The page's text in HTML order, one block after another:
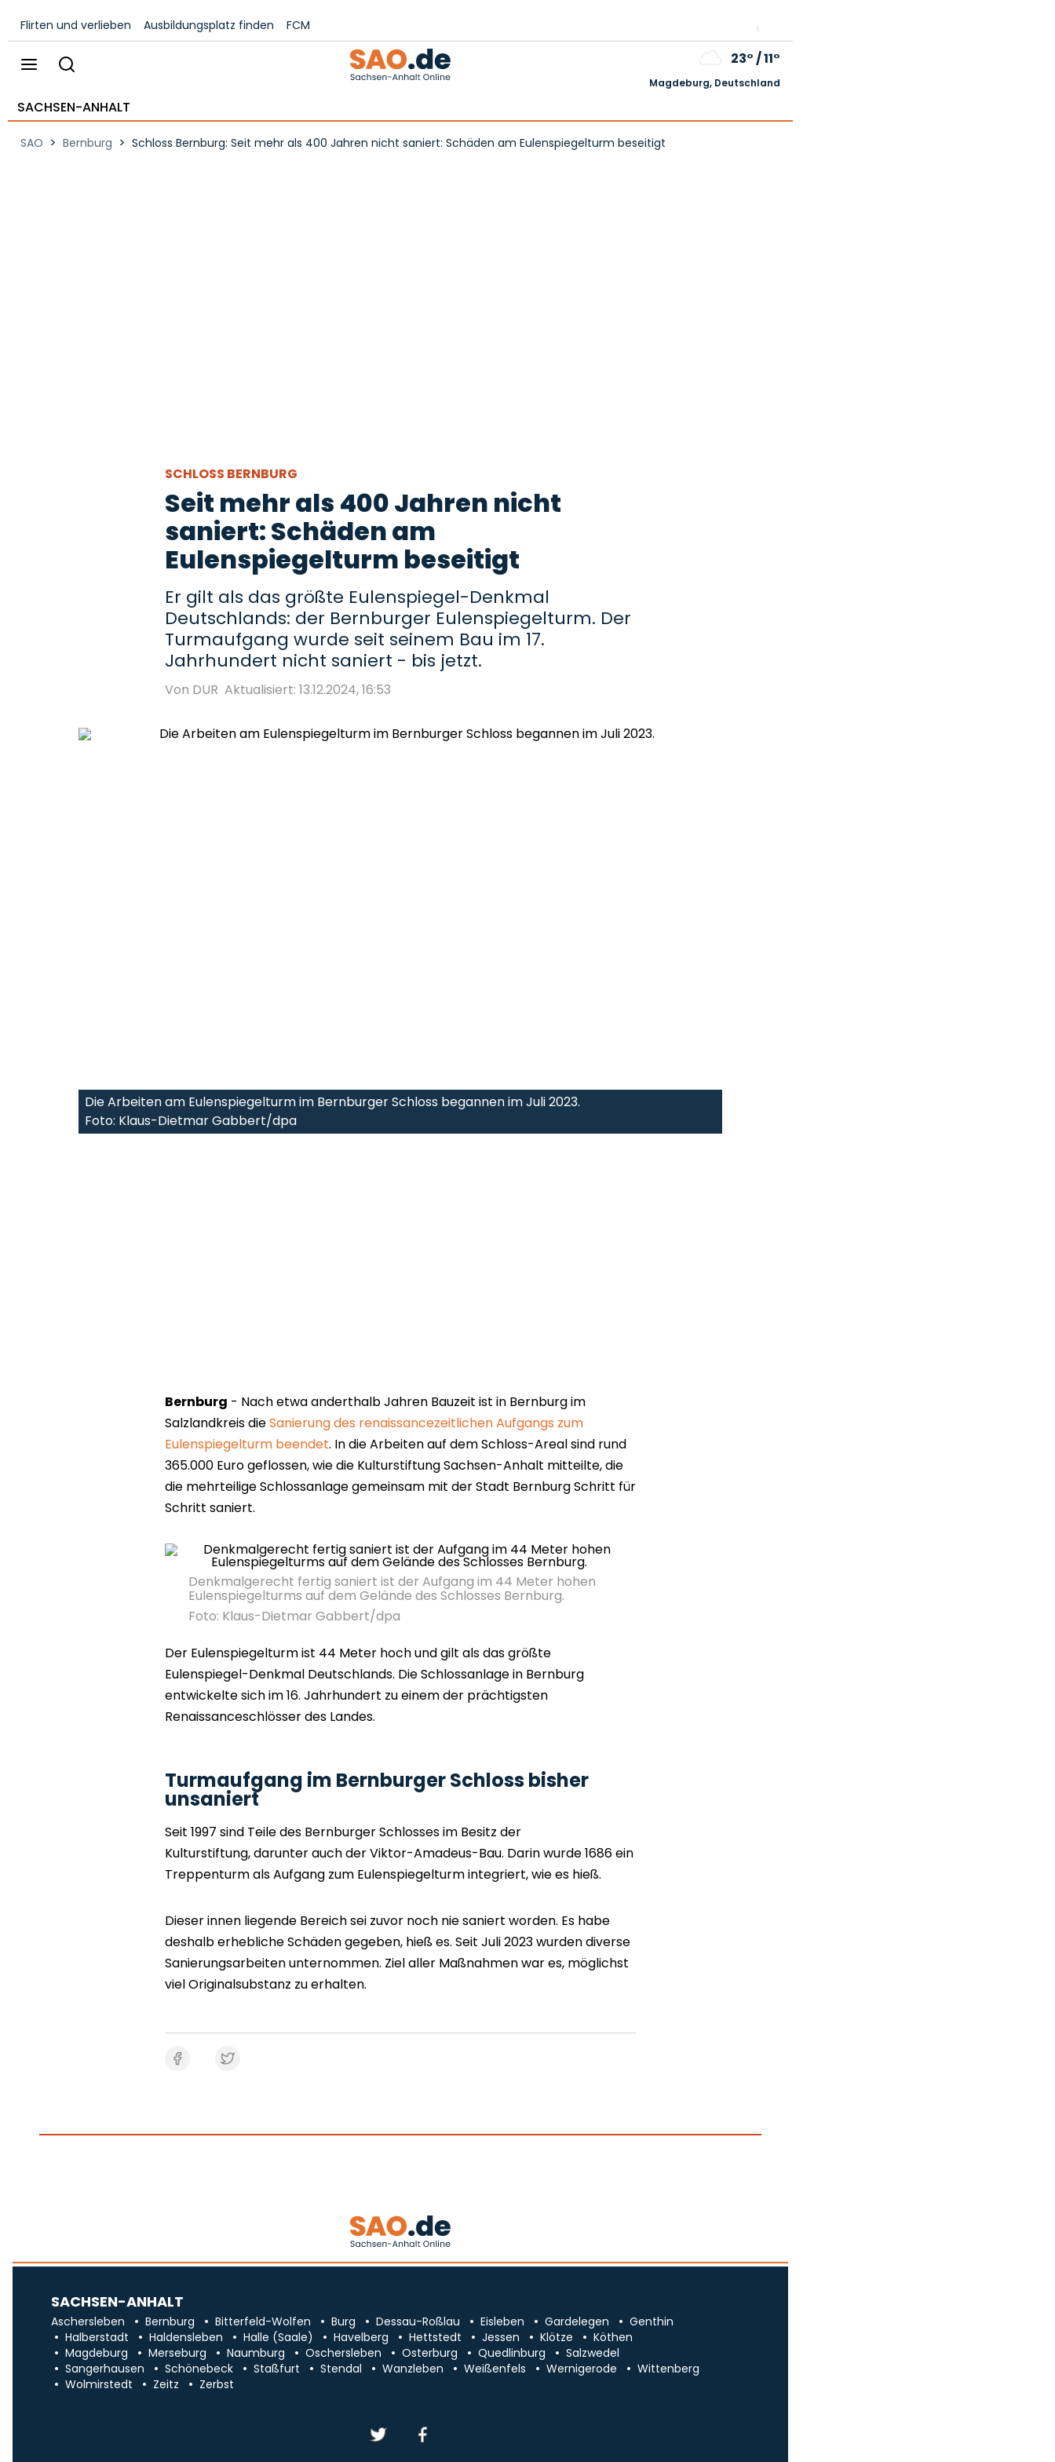
Flirten und verlieben Ausbildungsplatz finden FCM
23°/11°
Magdeburg, Deutschland
SACHSEN-ANHALT
SAO > Bernburg > Schloss Bernburg: Seit mehr als 400 Jahren nicht saniert: Schäden am Eulenspiegelturm beseitigt
SCHLOSS BERNBURG
Seit mehr als 400 Jahren nicht
saniert: Schäden am
Eulenspiegelturm beseitigt
Er gilt als das größte Eulenspiegel-Denkmal
Deutschlands: der Bernburger Eulenspiegelturm. Der
Turmaufgang wurde seit seinem Bau im 17.
Jahrhundert nicht saniert - bis jetzt.
Von DUR Aktualisiert: 13.12.2024, 16:53
Die Arbeiten am Eulenspiegelturm im Bernburger Schloss begannen im Juli 2023.
Foto: Klaus-Dietmar Gabbert/dpa
Bernburg - Nach etwa anderthalb Jahren Bauzeit ist in Bernburg im
Salzlandkreis dieSanierung des renaissancezeitlichen Aufgangs zum
Eulenspiegelturm beendet. In die Arbeiten auf dem Schloss-Areal sind rund
365.000 Euro geflossen, wie die Kulturstiftung Sachsen-Anhalt mitteilte, die
die mehrteilige Schlossanlage gemeinsam mit der Stadt Bernburg Schritt für
Schritt saniert.
Denkmalgerecht fertig saniert ist der Aufgang im 44 Meter hohen
Eulenspiegelturms auf dem Gelände des Schlosses Bernburg.
Foto: Klaus-Dietmar Gabbert/dpa
Der Eulenspiegelturm ist 44 Meter hoch und gilt als das größte
Eulenspiegel-Denkmal Deutschlands. Die Schlossanlage in Bernburg
entwickelte sich im 16. Jahrhundert zu einem der prächtigsten
Renaissanceschlösser des Landes.
Turmaufgang im Bernburger Schloss bisher
unsaniert
Seit 1997 sind Teile des Bernburger Schlosses im Besitz der
Kulturstiftung, darunter auch der Viktor-Amadeus-Bau. Darin wurde 1686 ein
Treppenturm als Aufgang zum Eulenspiegelturm integriert, wie es hieß.
Dieser innen liegende Bereich sei zuvor noch nie saniert worden. Es habe
deshalb erhebliche Schäden gegeben, hieß es. Seit Juli 2023 wurden diverse
Sanierungsarbeiten unternommen. Ziel aller Maßnahmen war es, möglichst
viel Originalsubstanz zu erhalten.
SACHSEN-ANHALT
Aschersleben Bernburg Bitterfeld-Wolfen Burg Dessau-Roßlau Eisleben Gardelegen
Genthin
Halberstadt
Haldensleben Halle (Saale) Havelberg Hettstedt Jessen Klötze
Köthen
Magdeburg
Merseburg Naumburg Oschersleben Osterburg Quedlinburg
Salzwedel
Sangerhausen
Schönebeck Staßfurt Stendal Wanzleben Weißenfels Wernigerode
Wittenberg
Wolmirstedt
Zeitz Zerbst